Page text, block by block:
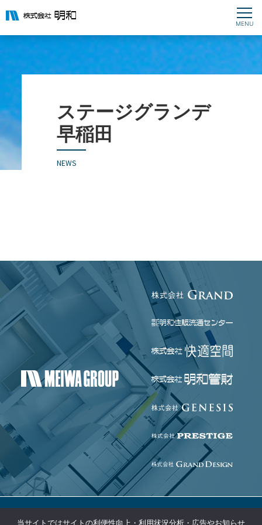
ステージグランデ
早稲田
NEWS
当サイトではサイトの利便性向上・利用状況分析・広告やお知らせ